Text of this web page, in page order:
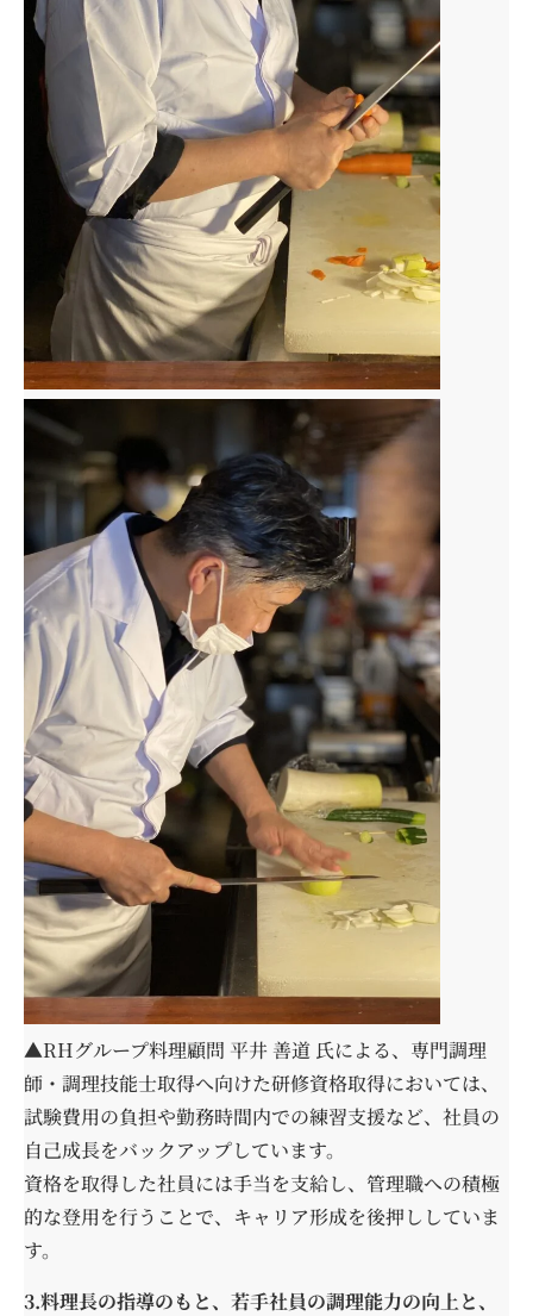
▲RHグループ料理顧問 平井 善道 氏による、専門調理
師・調理技能士取得へ向けた研修資格取得においては、
試験費用の負担や勤務時間内での練習支援など、社員の
自己成長をバックアップしています。
資格を取得した社員には手当を支給し、管理職への積極
的な登用を行うことで、キャリア形成を後押ししていま
す。
3.料理長の指導のもと、若手社員の調理能力の向上と、